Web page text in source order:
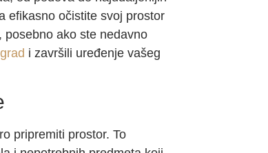
efikasno očistite svoj prostor
posebno ako ste nedavno
i završili uređenje vašeg
pripremiti prostor. To